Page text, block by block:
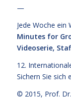
—
Jede Woche ein
Minutes for
Videoserie,
12.
Sichern Sie sich
© 2015, Prof.